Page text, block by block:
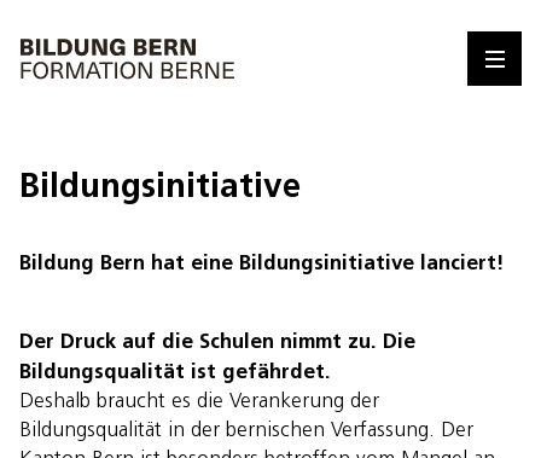
Bildungsinitiative
Bildung Bern hat eine Bildungsinitiative lanciert!
Der Druck auf die Schulen nimmt zu. Die
Bildungsqualität ist gefährdet.
Deshalb braucht es die Verankerung der
Bildungsqualität in der bernischen Verfassung. Der